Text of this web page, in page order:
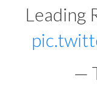
Leading
—